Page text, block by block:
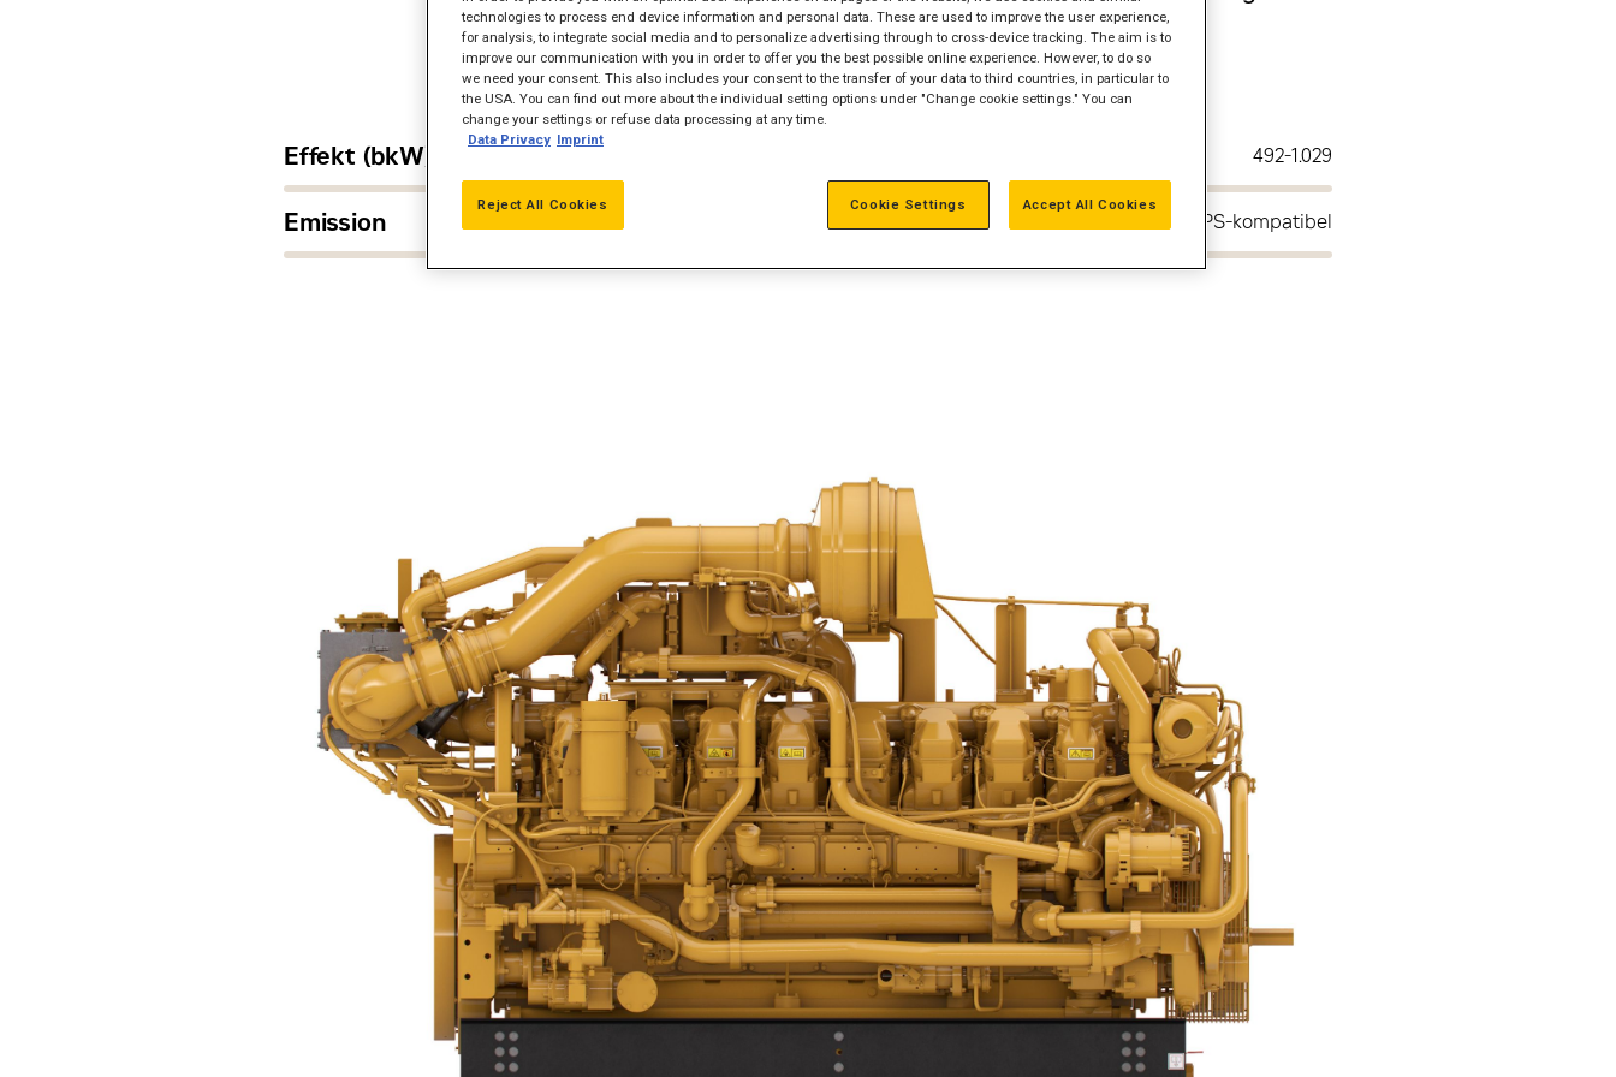
Effekt (bkW) 492-1.029
Emission NSPS-kompatibel
technologies to process end device information and personal data. These are used to improve the user experience,
for analysis, to integrate social media and to personalize advertising through to cross-device tracking. The aim is to
improve our communication with you in order to offer you the best possible online experience. However, to do so
we need your consent. This also includes your consent to the transfer of your data to third countries, in particular to
the USA. You can find out more about the individual setting options under "Change cookie settings." You can
change your settings or refuse data processing at any time.
Data Privacy Imprint
Reject All Cookies Accept All Cookies
Cookie Settings